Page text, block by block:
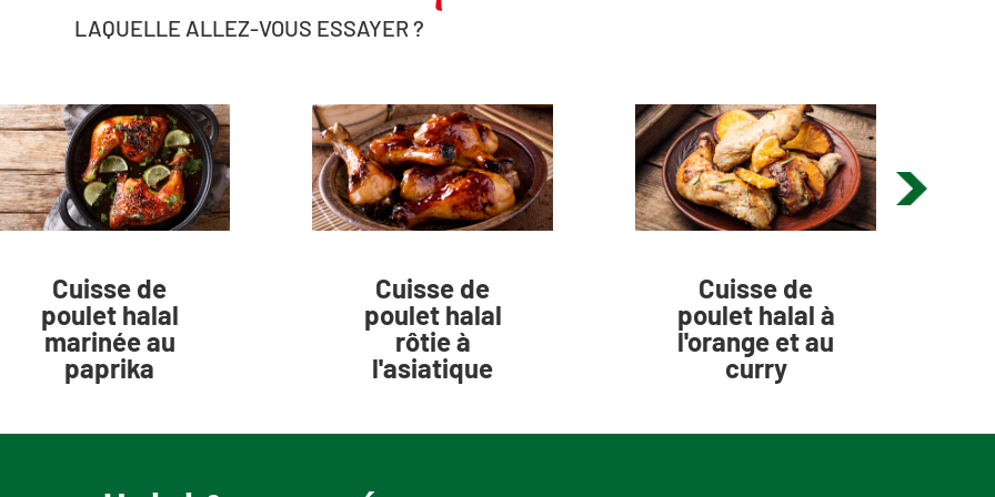
LAQUELLE ALLEZ-VOUS ESSAYER ?
Cuisse de
poulet halal
marinée au
paprika
Cuisse de
poulet halal
rôtie à
l'asiatique
Cuisse de
poulet halal à
l'orange et au
curry